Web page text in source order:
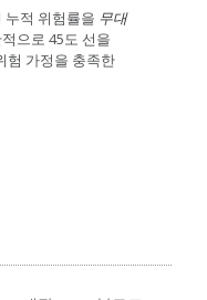
적 위험률을 무대
으로 45도 선을
험 가정을 충족한